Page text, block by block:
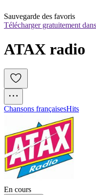
Sauvegarde des favoris
Télécharger gratuitement
ATAX radio
Chansons françaisesHits
En cours